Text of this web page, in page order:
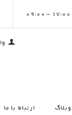
وبلاگ ارتباط با ما